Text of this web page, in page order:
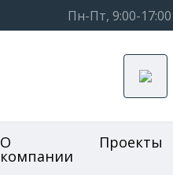
Пн-Пт, 9:00-17:00
О
компании
Проекты